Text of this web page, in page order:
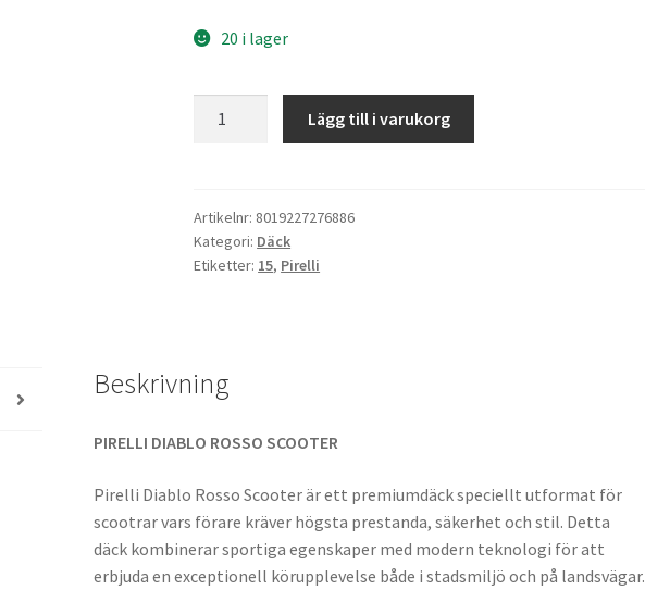
20 i lager
120/70
-
15
mängd
Lägg till i varukorg
Artikelnr: 8019227276886
Kategori: Däck
Etiketter: 15, Pirelli
Beskrivning
PIRELLI DIABLO ROSSO SCOOTER
Pirelli Diablo Rosso Scooter är ett premiumdäck speciellt utformat för
scootrar vars förare kräver högsta prestanda, säkerhet och stil. Detta
däck kombinerar sportiga egenskaper med modern teknologi för att
erbjuda en exceptionell körupplevelse både i stadsmiljö och på landsvägar.